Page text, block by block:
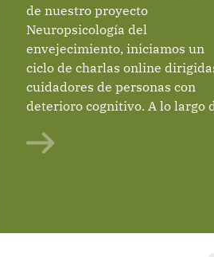
de nuestro proyecto
Neuropsicología del
envejecimiento, iniciamos un
ciclo de charlas online
cuidadores de personas con
deterioro cognitivo. A lo largo
aspectos esenciales del